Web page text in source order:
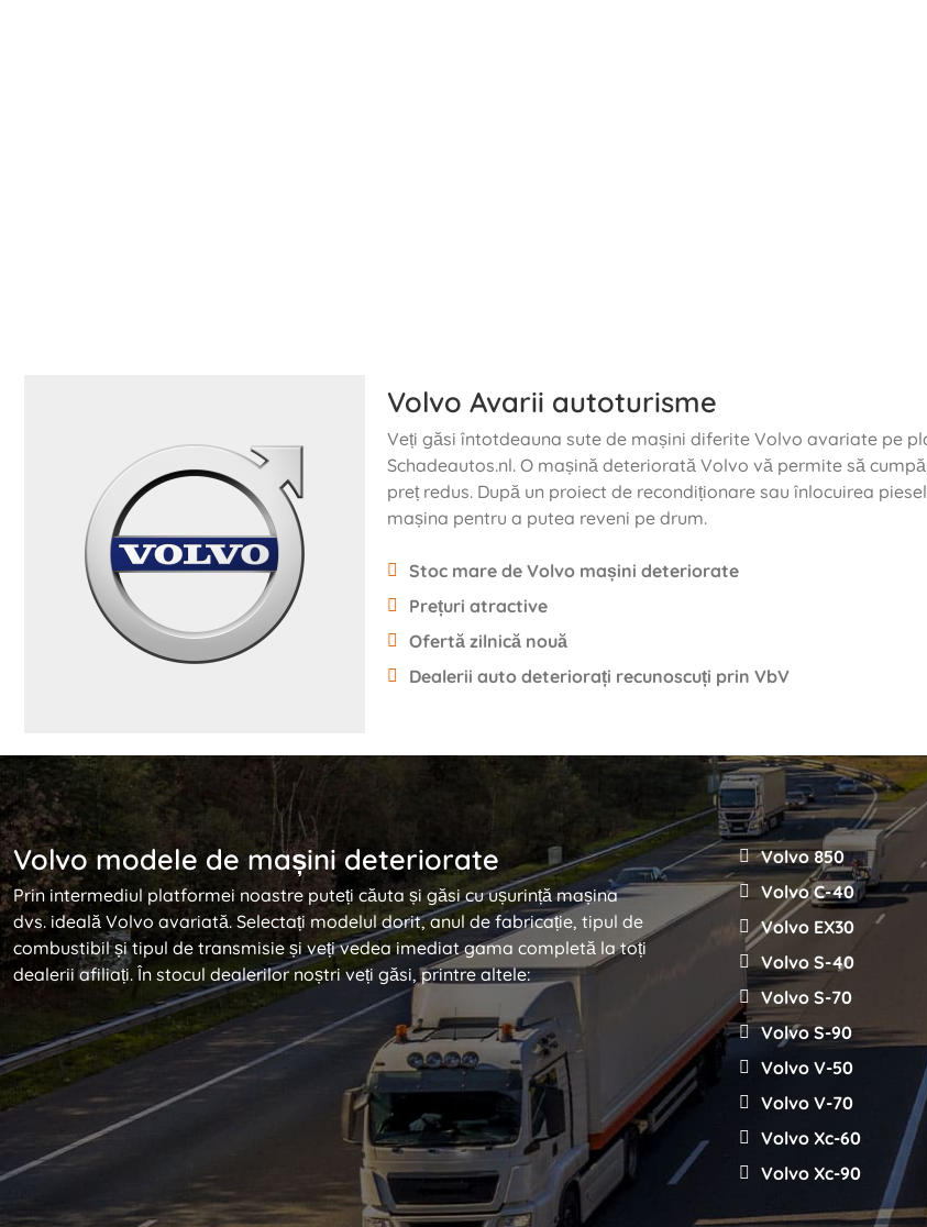
Volvo Avarii autoturisme
Veți găsi întotdeauna sute de mașini diferite Volvo avariate pe
Schadeautos.nl. O mașină deteriorată Volvo vă permite să
preț redus. După un proiect de recondiționare sau înlocuirea
mașina pentru a putea reveni pe drum.
Stoc mare de Volvo mașini deteriorate
Prețuri atractive
Ofertă zilnică nouă
Dealerii auto deteriorați recunoscuți prin VbV
Volvo modele de mașini deteriorate
Prin intermediul platformei noastre puteți căuta și găsi cu ușurință mașina
dvs. ideală Volvo avariată. Selectați modelul dorit, anul de fabricație, tipul de
combustibil și tipul de transmisie și veți vedea imediat gama completă la toți
dealerii afiliați. În stocul dealerilor noștri veți găsi, printre altele:
Volvo 850
Volvo C-40
Volvo EX30
Volvo S-40
Volvo S-70
Volvo S-90
Volvo V-50
Volvo V-70
Volvo Xc-60
Volvo Xc-90